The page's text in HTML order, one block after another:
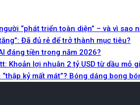
“phát triển toàn diện” – và vì sao
Đã đủ rẻ để trở thành mục tiêu?
đáng tiền trong năm 2026?
Khoản lợi nhuận 2 tỷ USD từ dầu mỏ
kỷ mất mát”? Bóng dáng bong